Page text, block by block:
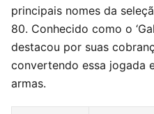
principais nomes da
80. Conhecido como o
destacou por suas
convertendo essa jogada
armas.